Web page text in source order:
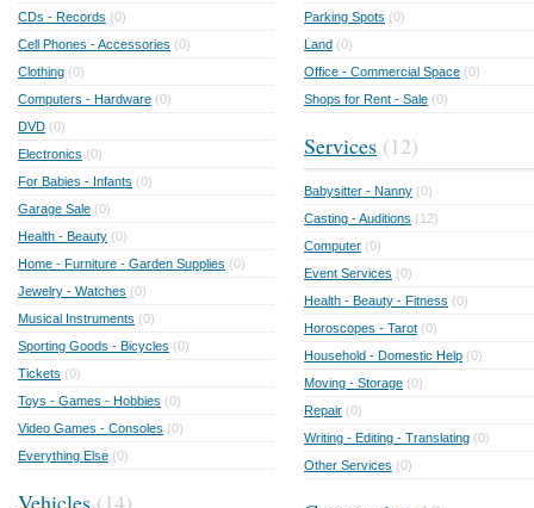
CDs - Records (0)
Cell Phones - Accessories (0)
Clothing (0)
Computers - Hardware (0)
DVD (0)
Electronics (0)
For Babies - Infants (0)
Garage Sale (0)
Health - Beauty (0)
Home - Furniture - Garden Supplies (0)
Jewelry - Watches (0)
Musical Instruments (0)
Sporting Goods - Bicycles (0)
Tickets (0)
Toys - Games - Hobbies (0)
Video Games - Consoles (0)
Everything Else (0)
Vehicles (14)
Parking Spots (0)
Land (0)
Office - Commercial Space (0)
Shops for Rent - Sale (0)
Services (12)
Babysitter - Nanny (0)
Casting - Auditions (12)
Computer (0)
Event Services (0)
Health - Beauty - Fitness (0)
Horoscopes - Tarot (0)
Household - Domestic Help (0)
Moving - Storage (0)
Repair (0)
Writing - Editing - Translating (0)
Other Services (0)